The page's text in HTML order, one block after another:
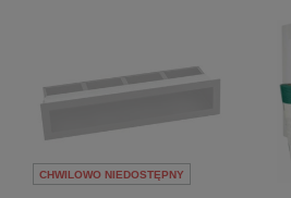
CHWILOWO NIEDOSTĘPNY